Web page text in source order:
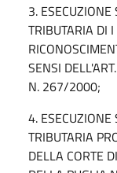
3. ESECUZIONE
TRIBUTARIA DI
SENSI
N. 267/2000;
4.
TRIBUTARIA
DELLA CORTE